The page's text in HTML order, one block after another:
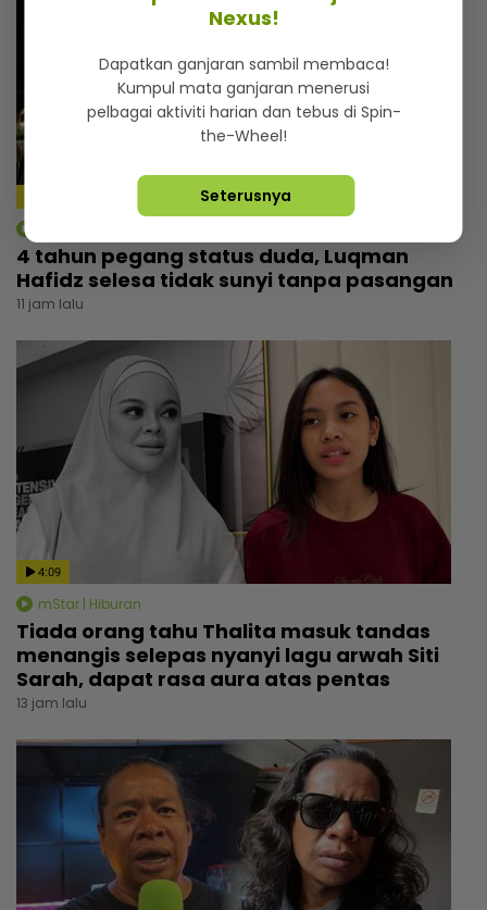
4 tahun pegang status duda, Luqman
Hafidz selesa tidak sunyi tanpa pasangan
11 jam lalu
4:09
mStar | Hiburan
Tiada orang tahu Thalita masuk tandas
menangis selepas nyanyi lagu arwah Siti
Sarah, dapat rasa aura atas pentas
13 jam lalu
Nexus!
Dapatkan ganjaran sambil membaca!
Kumpul mata ganjaran menerusi
pelbagai aktiviti harian dan tebus di Spin-
the-Wheel!
Seterusnya